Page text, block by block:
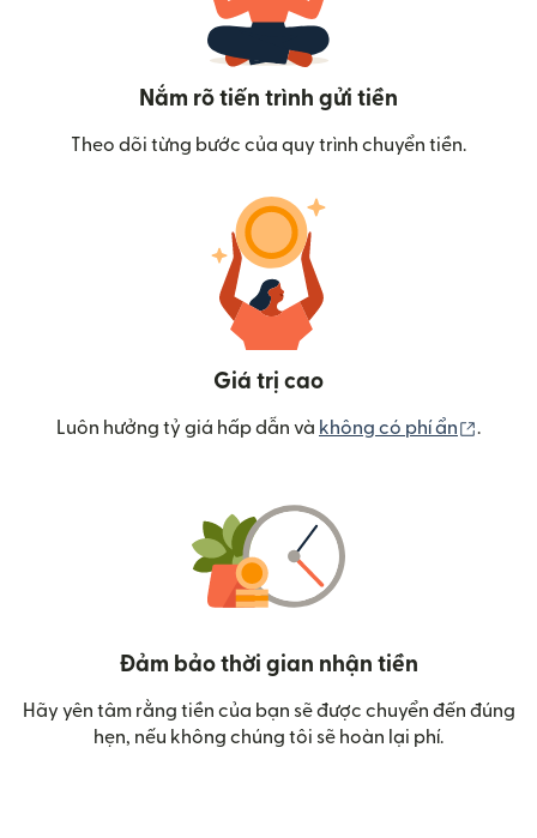
Nắm rõ tiến trình gửi tiền
Theo dõi từng bước của quy trình chuyển tiền.
Giá trị cao
Luôn hưởng tỷ giá hấp dẫn và không có phí ẩn .
Đảm bảo thời gian nhận tiền
Hãy yên tâm rằng tiền của bạn sẽ được chuyển đến đúng
hẹn, nếu không chúng tôi sẽ hoàn lại phí.